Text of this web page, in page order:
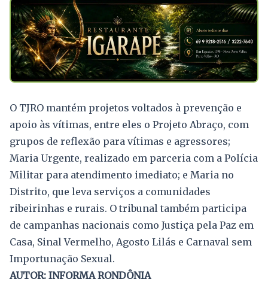
O TJRO mantém projetos voltados à prevenção e
apoio às vítimas, entre eles o Projeto Abraço, com
grupos de reflexão para vítimas e agressores;
Maria Urgente, realizado em parceria com a Polícia
Militar para atendimento imediato; e Maria no
Distrito, que leva serviços a comunidades
ribeirinhas e rurais. O tribunal também participa
de campanhas nacionais como Justiça pela Paz em
Casa, Sinal Vermelho, Agosto Lilás e Carnaval sem
Importunação Sexual.
AUTOR: INFORMA RONDÔNIA